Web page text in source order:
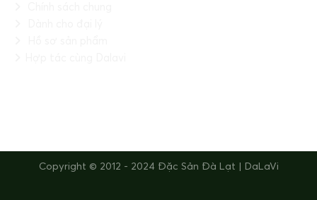
Copyright © 2012 - 2024 Đặc Sản Đà Lạt | DaLaVi